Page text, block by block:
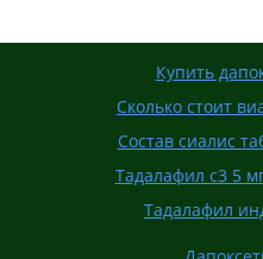
Купить
Сколько стоит
Состав сиалис
Тадалафил с3 5
Тадалафил